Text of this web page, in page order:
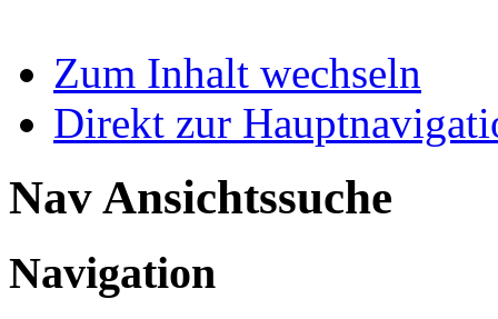
Zum Inhalt wechseln
Direkt zur
Nav Ansichtssuche
Navigation